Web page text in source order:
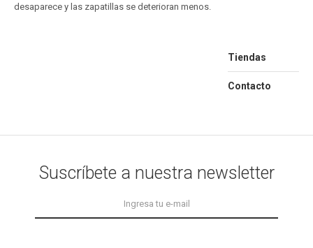
desaparece y las zapatillas se deterioran menos.
Tiendas
Contacto
Suscríbete a nuestra newsletter